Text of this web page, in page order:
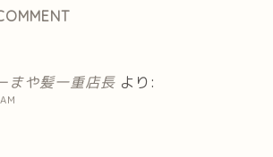
まや髪一重店長 より: